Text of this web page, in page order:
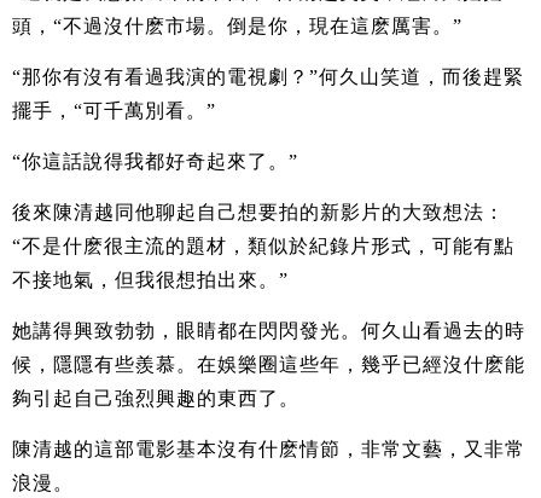
頭，“不過沒什麽市場。倒是你，現在這麽厲害。”
“那你有沒有看過我演的電視劇？”何久山笑道，而後趕緊
擺手，“可千萬別看。”
“你這話說得我都好奇起來了。”
後來陳清越同他聊起自己想要拍的新影片的大致想法：
“不是什麽很主流的題材，類似於紀錄片形式，可能有點
不接地氣，但我很想拍出來。”
她講得興致勃勃，眼睛都在閃閃發光。何久山看過去的時
候，隱隱有些羨慕。在娛樂圈這些年，幾乎已經沒什麽能
夠引起自己強烈興趣的東西了。
陳清越的這部電影基本沒有什麽情節，非常文藝，又非常
浪漫。